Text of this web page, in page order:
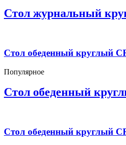
Стол журнальный
Стол обеденный круглый
Популярное
Стол обеденный
Стол обеденный круглый